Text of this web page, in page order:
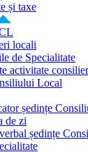
și taxe
locali
de Specialitate
activitate
Local
ședințe
de zi
ședințe